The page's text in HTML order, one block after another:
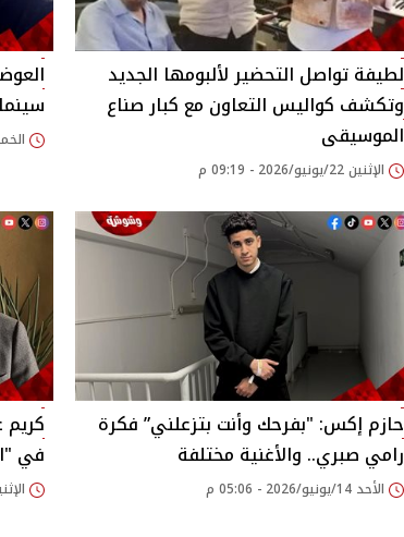
لطيفة تواصل التحضير لألبومها الجديد
وتكشف كواليس التعاون مع كبار صناع
الموسيقى
الإثنين 22/يونيو/2026 - 09:19 م
الخميس 18/
حازم إكس: "بفرحك وأنت بتزعلني” فكرة
رامي صبري.. والأغنية مختلفة
الأحد 14/يونيو/2026 - 05:06 م
كريم
في
الإثنين 08/يونيو/